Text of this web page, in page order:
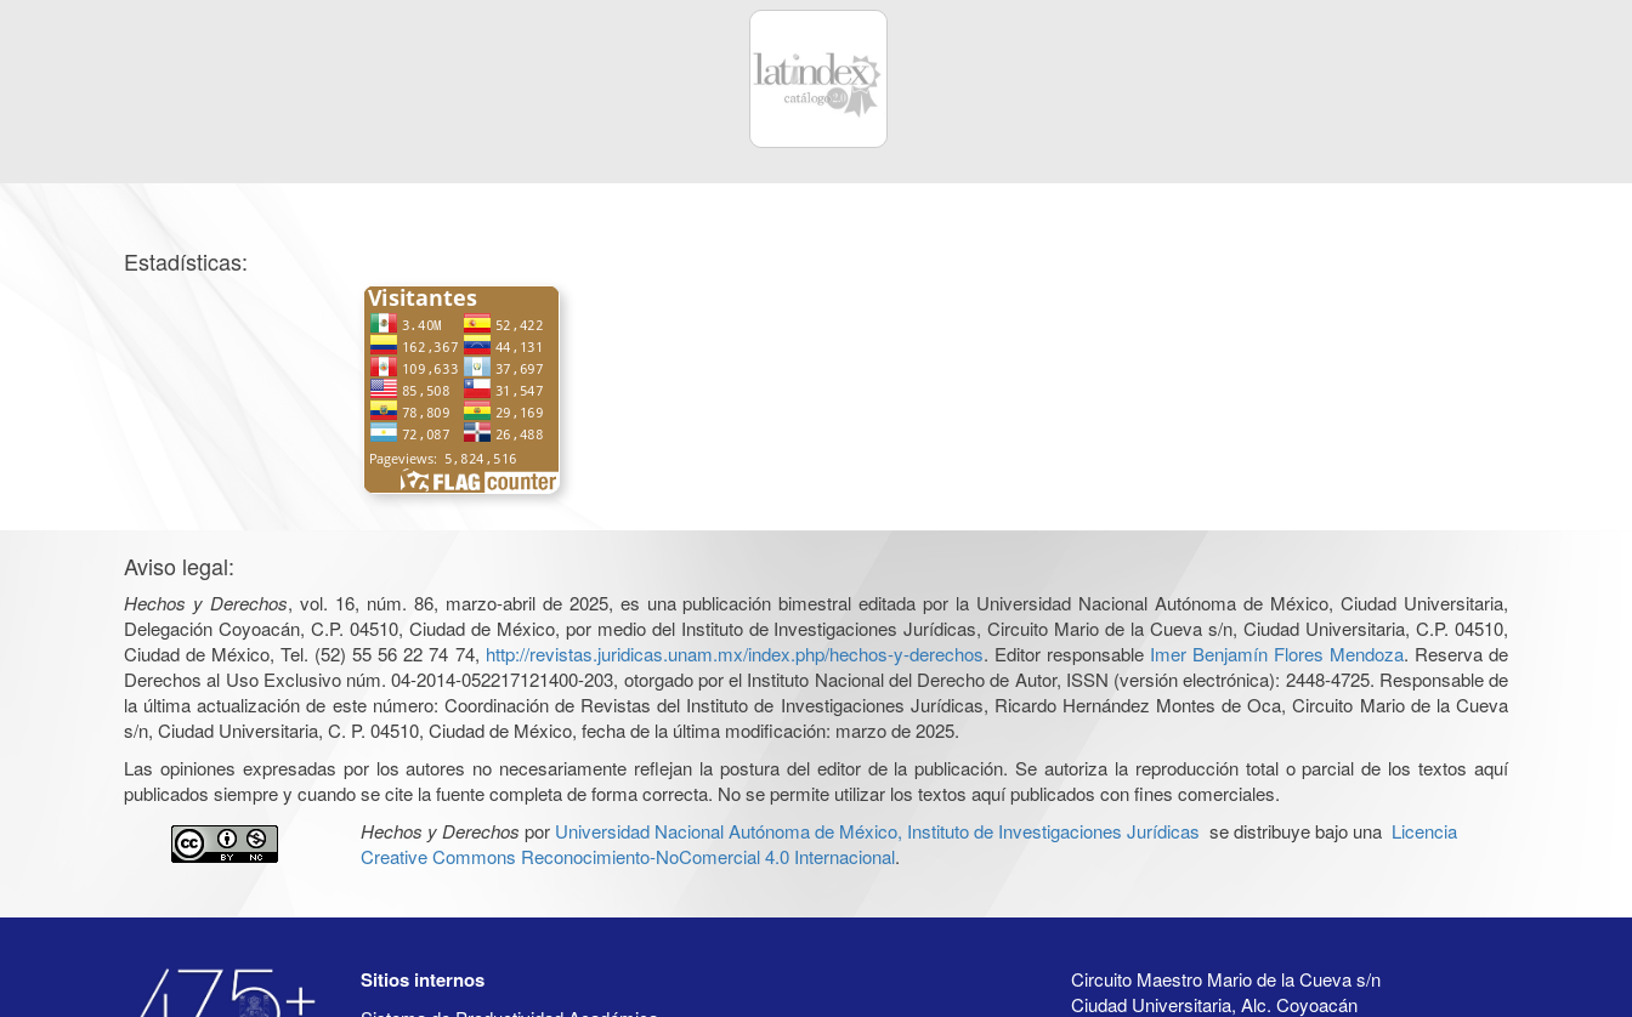
Estadísticas:
Aviso legal:
Hechos y Derechos, vol. 16, núm. 86, marzo-abril de 2025, es una publicación bimestral editada por la Universidad Nacional Autónoma de México, Ciudad Universitaria,
Delegación Coyoacán, C.P. 04510, Ciudad de México, por medio del Instituto de Investigaciones Jurídicas, Circuito Mario de la Cueva s/n, Ciudad Universitaria, C.P. 04510,
Ciudad de México, Tel. (52) 55 56 22 74 74, http://revistas.juridicas.unam.mx/index.php/hechos-y-derechos. Editor responsable Imer Benjamín Flores Mendoza. Reserva de
Derechos al Uso Exclusivo núm. 04-2014-052217121400-203, otorgado por el Instituto Nacional del Derecho de Autor, ISSN (versión electrónica): 2448-4725. Responsable de
la última actualización de este número: Coordinación de Revistas del Instituto de Investigaciones Jurídicas, Ricardo Hernández Montes de Oca, Circuito Mario de la Cueva
s/n, Ciudad Universitaria, C. P. 04510, Ciudad de México, fecha de la última modificación: marzo de 2025.
Las opiniones expresadas por los autores no necesariamente reflejan la postura del editor de la publicación. Se autoriza la reproducción total o parcial de los textos aquí
publicados siempre y cuando se cite la fuente completa de forma correcta. No se permite utilizar los textos aquí publicados con fines comerciales.
Hechos y Derechos por Universidad Nacional Autónoma de México, Instituto de Investigaciones Jurídicas se distribuye bajo una Licencia
Creative Commons Reconocimiento-NoComercial 4.0 Internacional.
Sitios internos
Circuito Maestro Mario de la Cueva s/n
Ciudad Universitaria, Alc. Coyoacán